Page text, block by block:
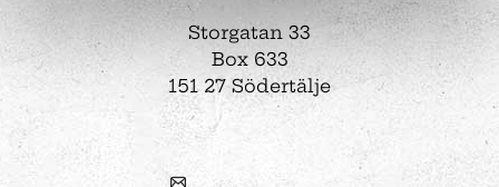
Storgatan 33
Box 633
151 27 Södertälje